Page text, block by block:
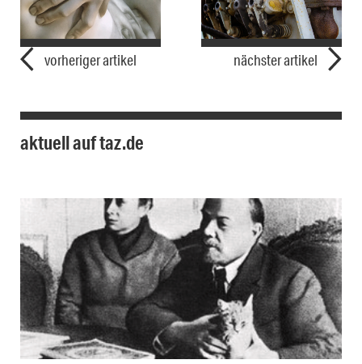
vorheriger artikel nächster artikel
aktuell auf taz.de